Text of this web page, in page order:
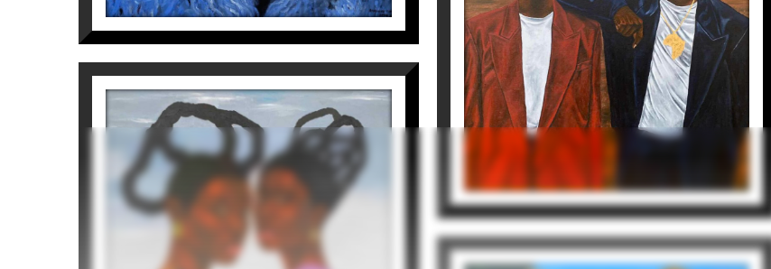
BOND
OMOGE (STYLISH LADY) 4
Tomiwa Arobieke
495€